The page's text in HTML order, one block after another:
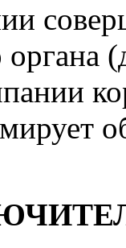
органа